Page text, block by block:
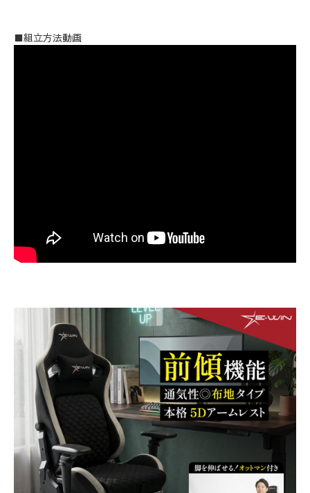
■組立方法動画